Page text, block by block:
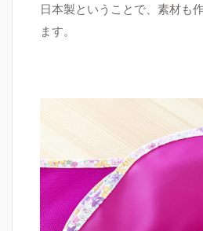
日本製ということで、素材も
ます。